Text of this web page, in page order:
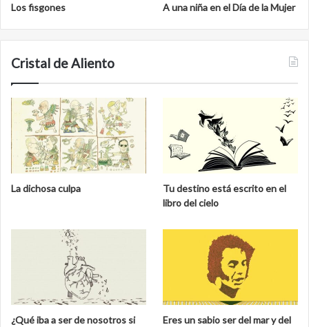
Los fisgones A una niña en el Día de la Mujer
Cristal de Aliento
La dichosa culpa
Tu destino está escrito en el
libro del cielo
¿Qué iba a ser de nosotros si
Eres un sabio ser del mar y del